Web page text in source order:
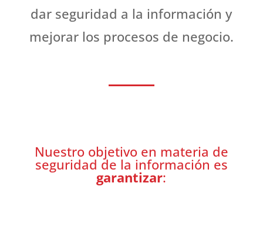
dar seguridad a la información y
mejorar los procesos de negocio.
Nuestro objetivo en materia de
seguridad de la información es
garantizar: